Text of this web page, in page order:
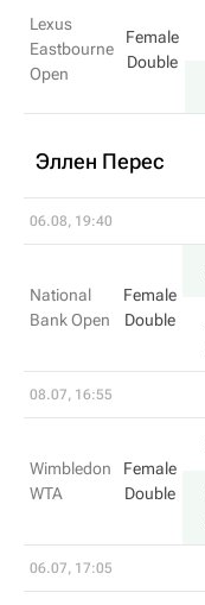
Lexus
Eastbourne
Open
Female
Double
Эллен Перес
06.08, 19:40
National
Bank Open
Female
Double
08.07, 16:55
Wimbledon
WTA
Female
Double
06.07, 17:05